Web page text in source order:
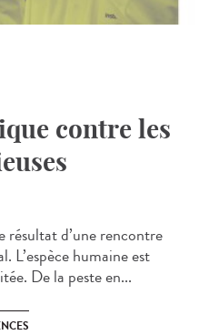
contre les
résultat d’une rencontre
L’espèce humaine est
De la peste en...